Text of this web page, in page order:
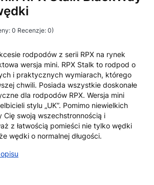
0 Recenzje: 0)
rodpodów z serii RPX na rynek
wersja mini. RPX Stalk to rodpod o
i praktycznych wymiarach, którego
chwili. Posiada wszystkie doskonałe
dla rodpodów RPX. Wersja mini
stylu „UK”. Pomimo niewielkich
Cię swoją wszechstronnością i
z łatwością pomieści nie tylko wędki
wędki o normalnej długości.